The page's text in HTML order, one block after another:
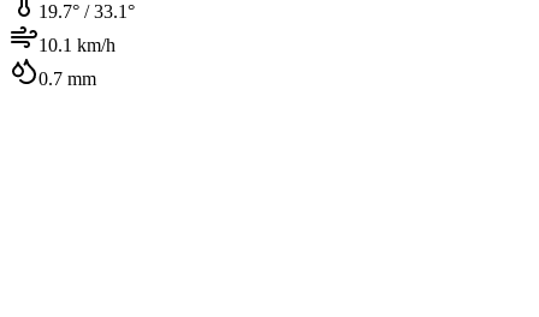
19.7° /33.1°
10.1 km/h
0.7 mm